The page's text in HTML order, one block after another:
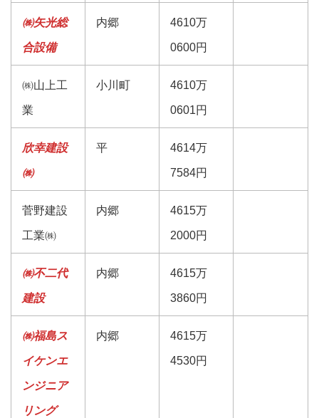
㈱矢光総
合設備
内郷 4610万
0600円
㈱山上工
業
小川町 4610万
0601円
欣幸建設
㈱
平 4614万
7584円
菅野建設
工業㈱
内郷 4615万
2000円
㈱不二代
建設
内郷 4615万
3860円
㈱福島ス
イケンエ
ンジニア
リング
内郷 4615万
4530円